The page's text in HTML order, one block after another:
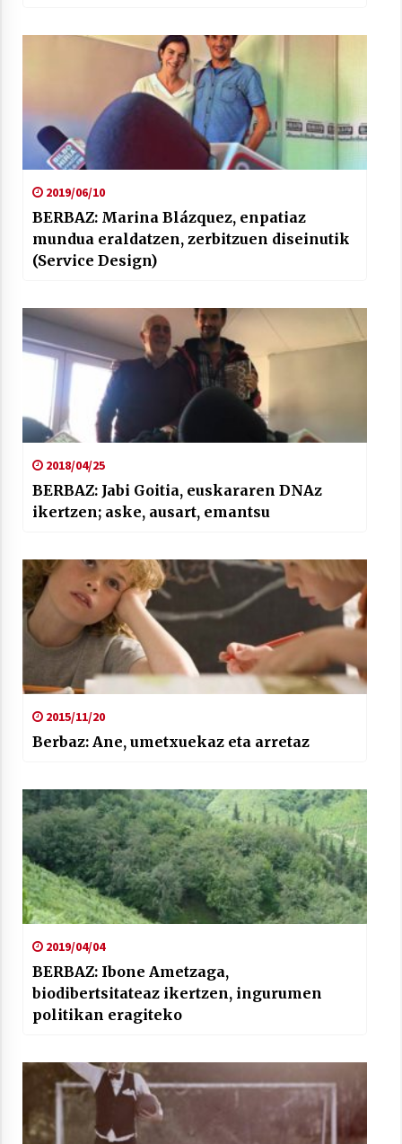
2019/06/10
BERBAZ: Marina Blázquez, enpatiaz
mundua eraldatzen, zerbitzuen diseinutik
(Service Design)
2018/04/25
BERBAZ: Jabi Goitia, euskararen DNAz
ikertzen; aske, ausart, emantsu
2015/11/20
Berbaz: Ane, umetxuekaz eta arretaz
2019/04/04
BERBAZ: Ibone Ametzaga,
biodibertsitateaz ikertzen, ingurumen
politikan eragiteko